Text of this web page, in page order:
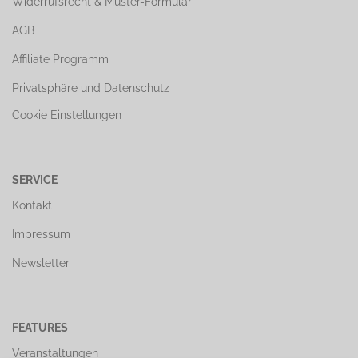
AGB
Affiliate Programm
Privatsphäre und Datenschutz
Cookie Einstellungen
SERVICE
Kontakt
Impressum
Newsletter
FEATURES
Veranstaltungen